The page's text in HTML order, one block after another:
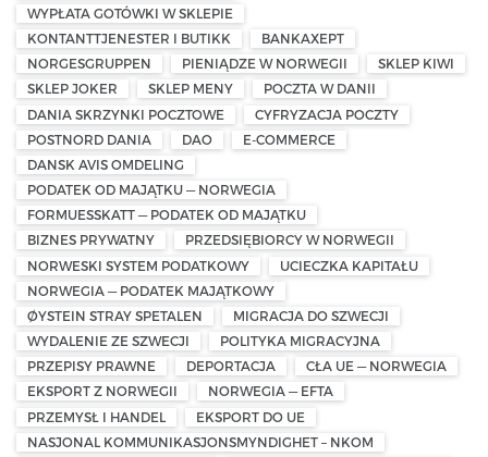
WYPŁATA GOTÓWKI W SKLEPIE
KONTANTTJENESTER I BUTIKK
BANKAXEPT
NORGESGRUPPEN
PIENIĄDZE W NORWEGII
SKLEP KIWI
SKLEP JOKER
SKLEP MENY
POCZTA W DANII
DANIA SKRZYNKI POCZTOWE
CYFRYZACJA POCZTY
POSTNORD DANIA
DAO
E-COMMERCE
DANSK AVIS OMDELING
PODATEK OD MAJĄTKU — NORWEGIA
FORMUESSKATT — PODATEK OD MAJĄTKU
BIZNES PRYWATNY
PRZEDSIĘBIORCY W NORWEGII
NORWESKI SYSTEM PODATKOWY
UCIECZKA KAPITAŁU
NORWEGIA — PODATEK MAJĄTKOWY
ØYSTEIN STRAY SPETALEN
MIGRACJA DO SZWECJI
WYDALENIE ZE SZWECJI
POLITYKA MIGRACYJNA
PRZEPISY PRAWNE
DEPORTACJA
CŁA UE — NORWEGIA
EKSPORT Z NORWEGII
NORWEGIA — EFTA
PRZEMYSŁ I HANDEL
EKSPORT DO UE
NASJONAL KOMMUNIKASJONSMYNDIGHET – NKOM